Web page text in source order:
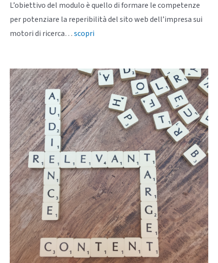
L’obiettivo del modulo è quello di formare le competenze
per potenziare la reperibilità del sito web dell’impresa sui
motori di ricerca…scopri